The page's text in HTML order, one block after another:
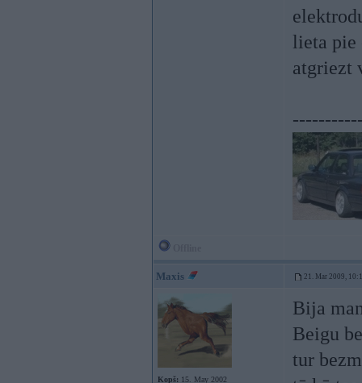
lieta pie
atgriezt
Maxis 21. Mar 2009,
Kopš: 15. May 2002
Bija
Beigu
tur